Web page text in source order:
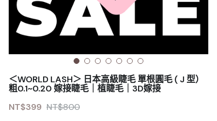
扁毛調色
極細睫毛
W型睫毛
彩色睫毛
睫毛黑膠
睫毛卸除
睫毛提拉
睫毛夾子
Sale睫毛
絕版扁毛
絕版圓毛
絕版W型
轉頭凝膠
凝膠筆刷
凝膠機器
搜索
註冊/登入
＜WORLD LASH＞ 日本高級睫毛 單根圓毛 ( J 型）
粗0.1~0.20 嫁接睫毛｜植睫毛｜3D嫁接
NT$399 NT$800